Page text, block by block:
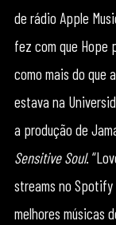
de rádio Apple
fez com que Hope
como mais do que
estava na
a produção de
Sensitive Soul.
streams no Spotify
melhores músicas